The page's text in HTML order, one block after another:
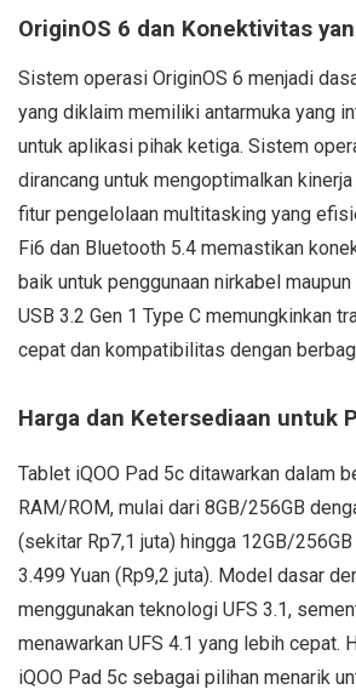
OriginOS 6 dan Konektivitas
Sistem operasi OriginOS 6 menjadi
yang diklaim memiliki antarmuka yang
untuk aplikasi pihak ketiga. Sistem
dirancang untuk mengoptimalkan
fitur pengelolaan multitasking yang
Fi6 dan Bluetooth 5.4 memastikan
baik untuk penggunaan nirkabel
USB 3.2 Gen 1 Type C memungkinkan
cepat dan kompatibilitas dengan
Harga dan Ketersediaan untuk
Tablet iQOO Pad 5c ditawarkan dalam
RAM/ROM, mulai dari 8GB/256GB
(sekitar Rp7,1 juta) hingga 12GB/
3.499 Yuan (Rp9,2 juta). Model dasar
menggunakan teknologi UFS 3.1,
menawarkan UFS 4.1 yang lebih cepat.
iQOO Pad 5c sebagai pilihan menarik